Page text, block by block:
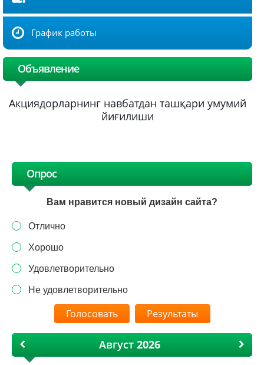
График работы
Объявление
Акциядорларнинг навбатдан ташқари умумий
йиғилиши
Опрос
Вам нравится новый дизайн сайта?
Отлично
Хорошо
Удовлетворительно
Не удовлетворительно
Результаты
Август